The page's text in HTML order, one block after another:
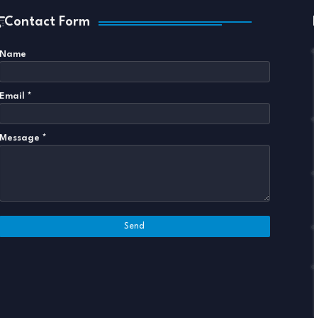
Contact Form
Name
Email *
Message *